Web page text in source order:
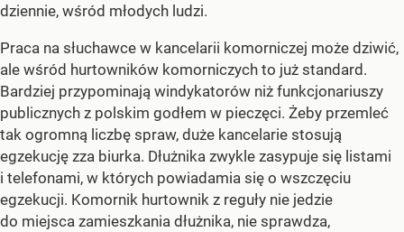
dziennie, wśród młodych ludzi.
Praca na słuchawce w kancelarii komorniczej może dziwić,
ale wśród hurtowników komorniczych to już standard.
Bardziej przypominają windykatorów niż funkcjonariuszy
publicznych z polskim godłem w pieczęci. Żeby przemleć
tak ogromną liczbę spraw, duże kancelarie stosują
egzekucję zza biurka. Dłużnika zwykle zasypuje się listami
i telefonami, w których powiadamia się o wszczęciu
egzekucji. Komornik hurtownik z reguły nie jedzie
do miejsca zamieszkania dłużnika, nie sprawdza,